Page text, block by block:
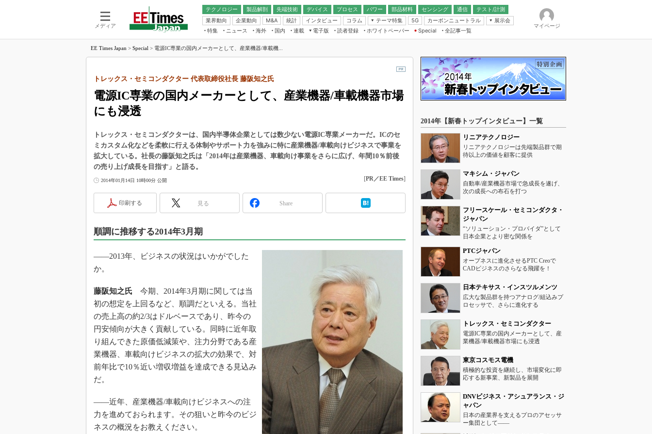
メディア
テクノロジー 製品解剖
先端技術
電池／エネルギー
デバイス
アナログ
LSI
FPGA
プロセス パワー 部品材料 センシング
通信
無線
テスト/計測
業界動向
企業動向 M&A 統計 インタビュー コラム
テーマ特集
フィジカルAI
エッジAI
読者調査（EE Times Research）
電源設計（EDN Japan）
エレクトロニクス入門（EDN
Japan）
5G カーボンニュートラル
展示会
IoT・エッジコンピューティング
EXPO
CEATEC
EdgeTech＋
TECHNO-FRONTIER
特集 ニュース 海外 国内
連載
福田昭のデバイス通信
大原雄介のエレ・組み込みプレイバ
学漂流記
世界を「数字」で回してみよう
Buzzword
製品分解で探るアジアの新トレンド
“異端児エンジニア”が仕掛けた社内
イノベーションは日本を救うのか
IHSアナリスト「未来展望」
「英語に愛されないエンジニア」の
電子版
子版
読者登録 ホワイトペーパー
Special
全記事一覧
マイページ
EE Times Japan > Special > 電源IC専業の国内メーカーとして、産業機器/車載機...
電源IC専業の国内メーカーとして、産業機器/車載機器市場
にも浸透
トレックス・セミコンダクター 代表取締役社長 藤阪知之氏
トレックス・セミコンダクターは、国内半導体企業としては数少ない電源IC専業メーカーだ。ICのセ
ミカスタム化などを柔軟に行える体制やサポート力を強みに特に産業機器/車載向けビジネスで事業を
拡大している。社長の藤阪知之氏は「2014年は産業機器、車載向け事業をさらに広げ、年間10％前後
の売り上げ成長を目指す」と語る。
2014年01月14日 10時00分 公開 [PR／EE Times]
印刷する 見る Share
順調に推移する2014年3月期
――2013年、ビジネスの状況はいかがでした
か。
藤阪知之氏 今期、2014年3月期に関しては当
初の想定を上回るなど、順調だといえる。当社
の売上高の約2/3はドルベースであり、昨今の
円安傾向が大きく貢献している。同時に近年取
り組んできた原価低減策や、注力分野である産
業機器、車載向けビジネスの拡大の効果で、対
前年比で10％近い増収増益を達成できる見込み
だ。
――近年、産業機器/車載向けビジネスへの注
力を進めておられます。その狙いと昨今のビジ
ネスの概況をお教えください。
2014年【新春トップインタビュー】一覧
リニアテクノロジー
リニアテクノロジーは先端製品群で期
待以上の価値を顧客に提供
マキシム・ジャパン
自動車/産業機器市場で急成長を遂げ、
次の成長への布石を打つ
フリースケール・セミコンダクタ・
ジャパン
“ソリューション・プロバイダ”として
日本企業とより密な関係を
PTCジャパン
オープネスに進化させるPTC Creoで
CADビジネスのさらなる飛躍を！
日本テキサス・インスツルメンツ
広大な製品群を持つアナログ/組込みプ
ロセッサで、さらに進化する
トレックス・セミコンダクター
電源IC専業の国内メーカーとして、産
業機器/車載機器市場にも浸透
東京コスモス電機
積極的な投資を継続し、市場変化に即
応する新事業、新製品を展開
DNVビジネス・アシュアランス・ジ
ャパン
日本の産業界を支えるプロのアセッサ
ー集団として――